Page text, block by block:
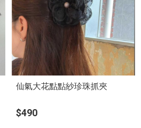
仙氣大花點點紗珍珠抓夾
$490